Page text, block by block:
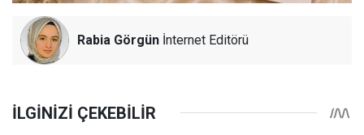
Rabia Görgün İnternet Editörü